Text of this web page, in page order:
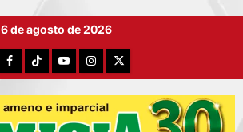
6 de agosto de 2026
FacebookTikTokYouTubeInstagram
X